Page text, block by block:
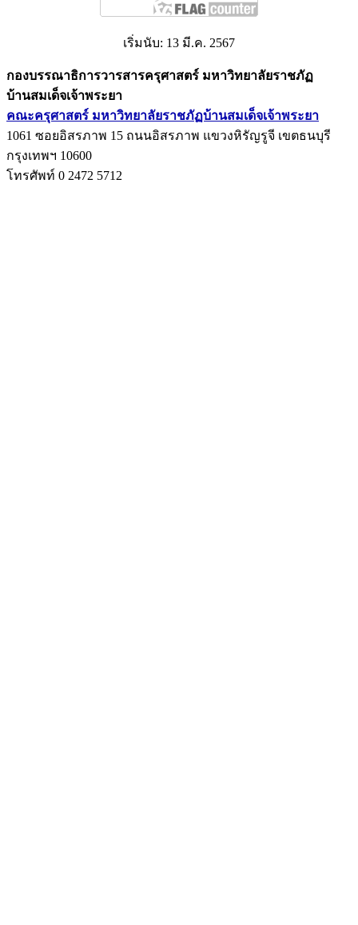
เริ่มนับ: 13 มี.ค. 2567
กองบรรณาธิการวารสารครุศาสตร์ มหาวิทยาลัยราชภัฏ
บ้านสมเด็จเจ้าพระยา
คณะครุศาสตร์ มหาวิทยาลัยราชภัฏบ้านสมเด็จเจ้าพระยา
1061 ซอยอิสรภาพ 15 ถนนอิสรภาพ แขวงหิรัญรูจี เขตธนบุรี
กรุงเทพฯ 10600
โทรศัพท์ 0 2472 5712